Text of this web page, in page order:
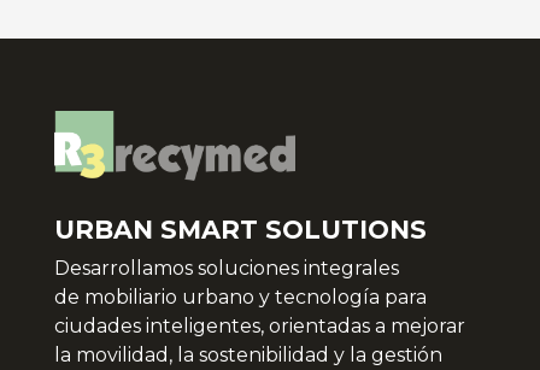
URBAN SMART SOLUTIONS
Desarrollamos soluciones integrales
de mobiliario urbano y tecnología para
ciudades inteligentes, orientadas a mejorar
la movilidad, la sostenibilidad y la gestión